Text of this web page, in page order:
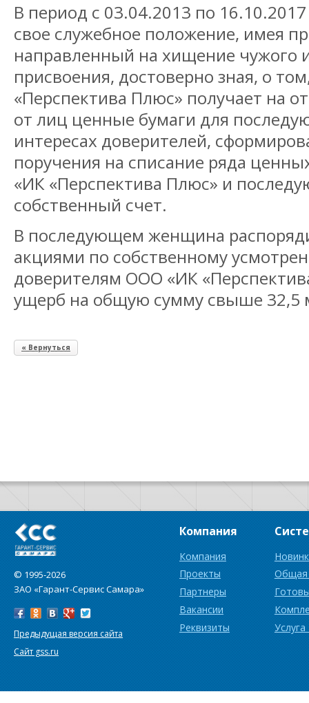
В период с 03.04.2013 по
свое служебное положение, имея
направленный на хищение чужого
присвоения, достоверно зная, о
«Перспектива Плюс» получает на
от лиц ценные бумаги для
интересах доверителей,
поручения на списание ряда
«ИК «Перспектива Плюс» и
собственный счет.
В последующем женщина
акциями по собственному
доверителям ООО «ИК
ущерб на общую сумму свыше 32,5
« Вернуться
© 1995-2026
ЗАО «Гарант-Сервис Самара»
Предыдущая версия сайта
Сайт gss.ru
Компания
Компания
Проекты
Партнеры
Вакансии
Реквизиты
Общая